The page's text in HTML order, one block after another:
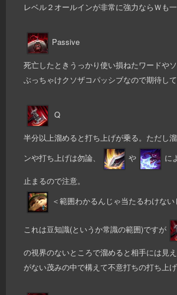
レベル２オールインが非常に強力ならＷも一
Passive
死亡したときうっかり使い損ねたワードやソ
ぶっちゃけクソザコパッシブなので期待して
Q
半分以上溜めると打ち上げが乗る。ただし
ンや打ち上げは勿論、
や に
止まるので注意。
＜範囲わかるんじゃ当たるわけない
これは豆知識(というか常識の範囲)ですが
の視界のないところで溜めると相手には見
がない茂みの中で構えて不意打ちの打ち上げ